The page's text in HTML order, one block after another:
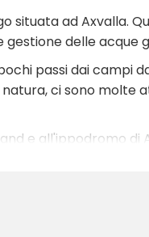
situata ad Axvalla.
delle acque
passi dai campi
ci sono
e all'ippodromo di